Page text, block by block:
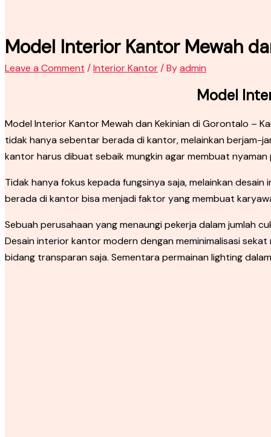
Model Interior Kantor Mewah
Leave a Comment /Interior Kantor / Byadmin
Model
Model Interior Kantor Mewah dan Kekinian di Gorontalo –
tidak hanya sebentar berada di kantor, melainkan berjam-
kantor harus dibuat sebaik mungkin agar membuat nyaman
Tidak hanya fokus kepada fungsinya saja, melainkan
berada di kantor bisa menjadi faktor yang membuat
Sebuah perusahaan yang menaungi pekerja dalam jumlah
Desain interior kantor modern dengan meminimalisasi
bidang transparan saja. Sementara permainan lighting